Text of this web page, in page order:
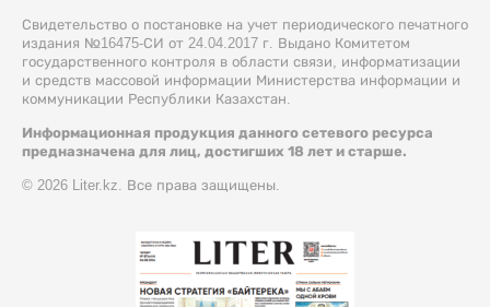
Свидетельство о постановке на учет периодического печатного
издания №16475-СИ от 24.04.2017 г. Выдано Комитетом
государственного контроля в области связи, информатизации
и средств массовой информации Министерства информации и
коммуникации Республики Казахстан.
Информационная продукция данного сетевого ресурса
предназначена для лиц, достигших 18 лет и старше.
© 2026 Liter.kz. Все права защищены.